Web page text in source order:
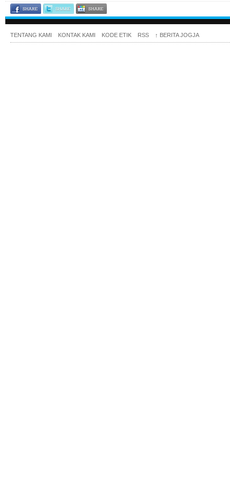
TENTANG KAMI KONTAK KAMI KODE ETIK RSS ↑ BERITA JOGJA